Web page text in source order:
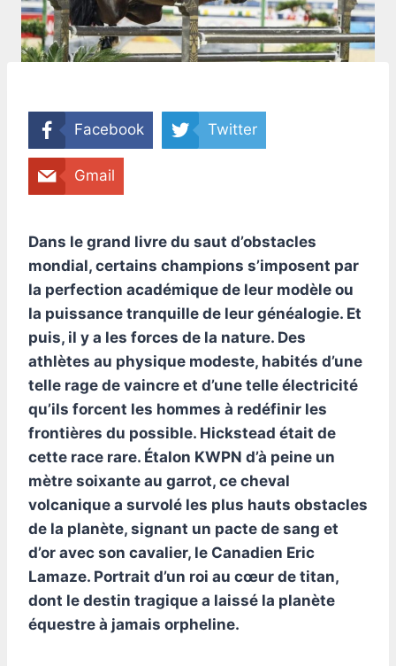
Facebook Twitter
Gmail
Dans le grand livre du saut d’obstacles
mondial, certains champions s’imposent par
la perfection académique de leur modèle ou
la puissance tranquille de leur généalogie. Et
puis, il y a les forces de la nature. Des
athlètes au physique modeste, habités d’une
telle rage de vaincre et d’une telle électricité
qu’ils forcent les hommes à redéfinir les
frontières du possible. Hickstead était de
cette race rare. Étalon KWPN d’à peine un
mètre soixante au garrot, ce cheval
volcanique a survolé les plus hauts obstacles
de la planète, signant un pacte de sang et
d’or avec son cavalier, le Canadien Eric
Lamaze. Portrait d’un roi au cœur de titan,
dont le destin tragique a laissé la planète
équestre à jamais orpheline.